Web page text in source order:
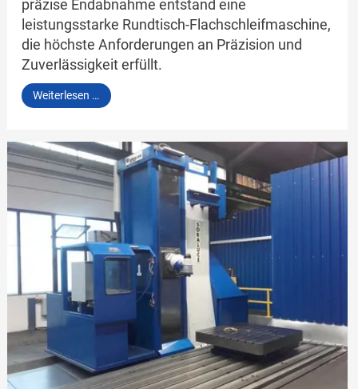
präzise Endabnahme entstand eine
leistungsstarke Rundtisch-Flachschleifmaschine,
die höchste Anforderungen an Präzision und
Zuverlässigkeit erfüllt.
Weiterlesen … ELB
SPS
NK